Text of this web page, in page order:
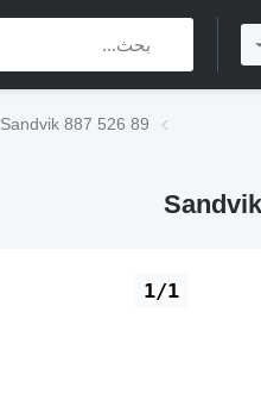
مضخة هيدروليكية Sandvik 887 526 89
1/1